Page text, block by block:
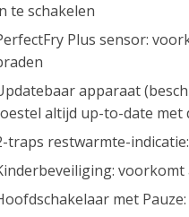
te schakelen
Plus sensor:
apparaat
altijd up-to-date met
traps restwarmte-
met